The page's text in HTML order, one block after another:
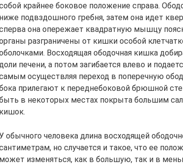
крайнее боковое положение справа.
ниже подвздошного гребня, затем она идет
она опережает квадратную мышцу
разграничены от кишки особой
Восходящая ободочная кишка
печени, а потом загибается влево и
осуществляя переход в поперечную
прилегают к переднебоковой брюшной
в некоторых местах покрыта большим
кишок.
обычного человека длина восходящей
но случается и такое, что ее
может изменяться, как в большую, так и в